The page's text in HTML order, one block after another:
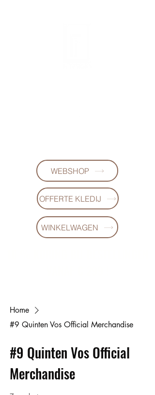
WEBSHOP
OFFERTE KLEDIJ
WINKELWAGEN
Home
#9 Quinten Vos Official Merchandise
#9 Quinten Vos Official
Merchandise